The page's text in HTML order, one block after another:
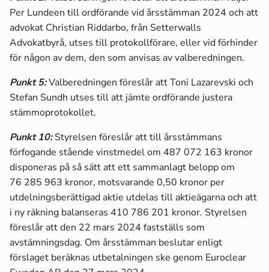
Per Lundeen till ordförande vid årsstämman 2024 och att
advokat Christian Riddarbo, från Setterwalls
Advokatbyrå, utses till protokollförare, eller vid förhinder
för någon av dem, den som anvisas av valberedningen.
Punkt5:Valberedningen föreslår attToni Lazarevski och
Stefan Sundh utses till att jämte ordförande justera
stämmoprotokollet.
Punkt10:Styrelsen föreslår att till årsstämmans
förfogande stående vinstmedel om 487 072 163 kronor
disponeras på så sätt att ett sammanlagt belopp om
76 285 963 kronor, motsvarande 0,50 kronor per
utdelningsberättigad aktie utdelas till aktieägarna och att
i ny räkning balanseras 410 786 201 kronor. Styrelsen
föreslår att den 22 mars 2024 fastställs som
avstämningsdag. Om årsstämman beslutar enligt
förslaget beräknas utbetalningen ske genom Euroclear